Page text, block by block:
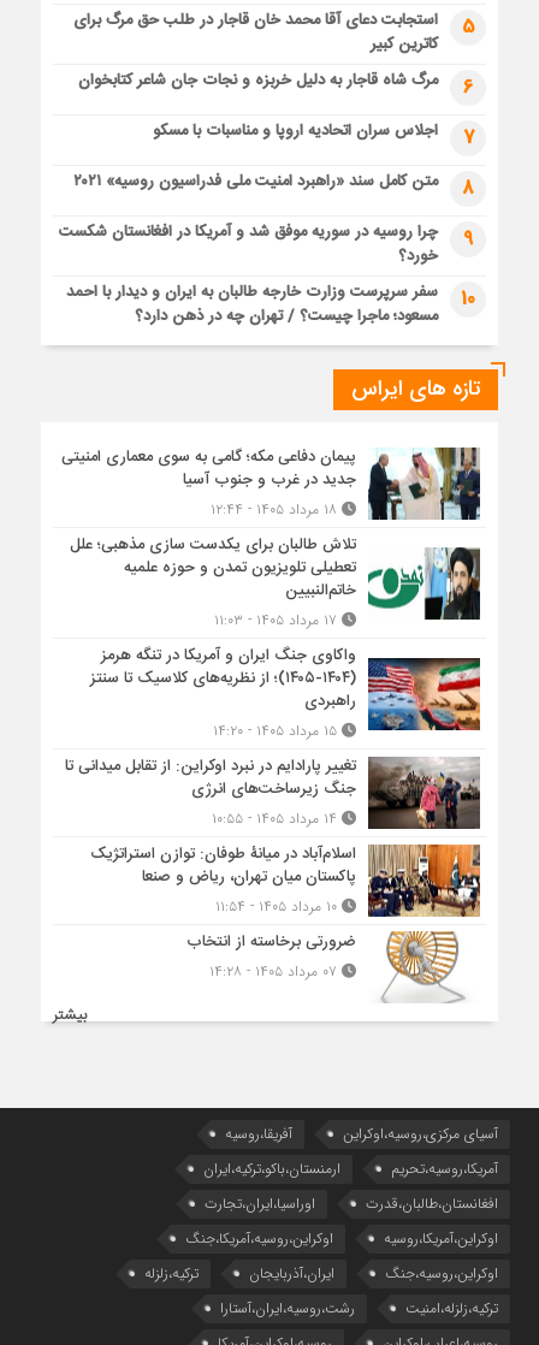
5
استجابت دعای آقا محمد خان قاجار در طلب حق مرگ برای
کاترین کبیر
6 مرگ شاه قاجار به دلیل خربزه و نجات جان شاعر کتابخوان
7 اجلاس سران اتحادیه اروپا و مناسبات با مسکو
8 متن کامل سند «راهبرد امنیت ملی فدراسیون روسیه» ۲۰۲۱
9
چرا روسیه در سوریه موفق شد و آمریکا در افغانستان شکست
خورد؟
10
سفر سرپرست وزارت خارجه طالبان به ایران و دیدار با احمد
مسعود؛ ماجرا چیست؟ / تهران چه در ذهن دارد؟
تازه های ایراس
پیمان دفاعی مکه؛ گامی به سوی معماری امنیتی
جدید در غرب و جنوب آسیا
تلاش طالبان برای یکدست سازی مذهبی؛ علل
تعطیلی تلویزیون تمدن و حوزه علمیه
خاتم‌النبیین
واکاوی جنگ ایران و آمریکا در تنگه هرمز
(۱۴۰۴-۱۴۰۵)؛ از نظریه‌های کلاسیک تا سنتز
راهبردی
۱۵ مرداد ۱۴۰۵ - ۱۴:۲۰
تغییر پارادایم در نبرد اوکراین: از تقابل میدانی تا
جنگ زیرساخت‌های انرژی
اسلام‌آباد در میانۀ طوفان: توازن استراتژیک
پاکستان میان تهران، ریاض و صنعا
۱۰ مرداد ۱۴۰۵ - ۱۱:۵۴
ضرورتی برخاسته از انتخاب
بیشتر
آسیای مرکزی،روسیه،اوکراین
آفریقا،روسیه
آمریکا،روسیه،تحریم
ارمنستان،باکو،ترکیه،ایران
افغانستان،طالبان،قدرت
اوراسیا،ایران،تجارت
اوکراین،آمریکا،روسیه
اوکراین،روسیه،آمریکا،جنگ
اوکراین،روسیه،جنگ
ایران،آذربایجان
ترکیه،زلزله
ترکیه،زلزله،امنیت
رشت،روسیه،ایران،آستارا